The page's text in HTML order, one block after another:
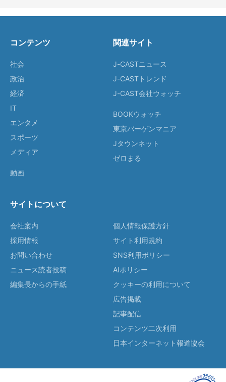
コンテンツ
社会
政治
経済
IT
エンタメ
スポーツ
メディア
動画
関連サイト
J-CASTニュース
J-CASTトレンド
J-CAST会社ウォッチ
BOOKウォッチ
東京バーゲンマニア
Jタウンネット
ゼロまる
サイトについて
会社案内
採用情報
お問い合わせ
ニュース読者投稿
編集長からの手紙
個人情報保護方針
サイト利用規約
SNS利用ポリシー
AIポリシー
クッキーの利用について
広告掲載
記事配信
コンテンツ二次利用
日本インターネット報道協会